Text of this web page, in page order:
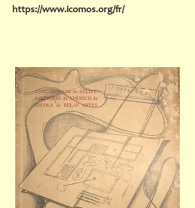
https://www.icomos.org/fr/